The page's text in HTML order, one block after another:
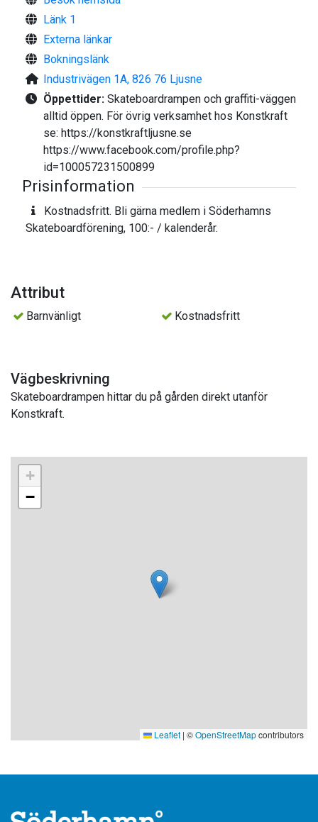
Länk 1
Externa länkar
Bokningslänk
Industrivägen 1A, 826 76 Ljusne
Öppettider: Skateboardrampen och graffiti-väggen
alltid öppen. För övrig verksamhet hos Konstkraft
se: https://konstkraftljusne.se
https://www.facebook.com/profile.php?
id=100057231500899
Prisinformation
Kostnadsfritt. Bli gärna medlem i Söderhamns
Skateboardförening, 100:- / kalenderår.
Attribut
Barnvänligt Kostnadsfritt
Vägbeskrivning
Skateboardrampen hittar du på gården direkt utanför
Konstkraft.
+
−
Leaflet | ©OpenStreetMapcontributors